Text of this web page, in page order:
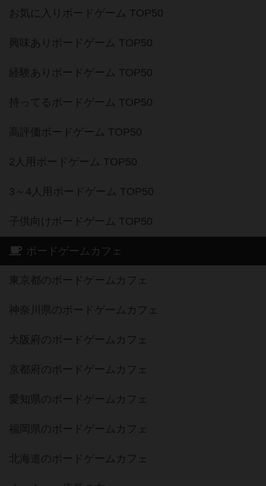
お気に入りボードゲーム TOP50
興味ありボードゲーム TOP50
経験ありボードゲーム TOP50
持ってるボードゲーム TOP50
高評価ボードゲーム TOP50
2人用ボードゲーム TOP50
3～4人用ボードゲーム TOP50
子供向けボードゲーム TOP50
ボードゲームカフェ
東京都のボードゲームカフェ
神奈川県のボードゲームカフェ
大阪府のボードゲームカフェ
京都府のボードゲームカフェ
愛知県のボードゲームカフェ
福岡県のボードゲームカフェ
北海道のボードゲームカフェ